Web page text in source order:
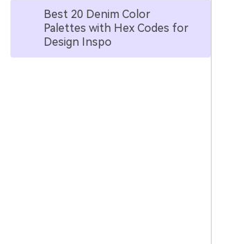
Best 20 Denim Color
Palettes with Hex Codes for
Design Inspo